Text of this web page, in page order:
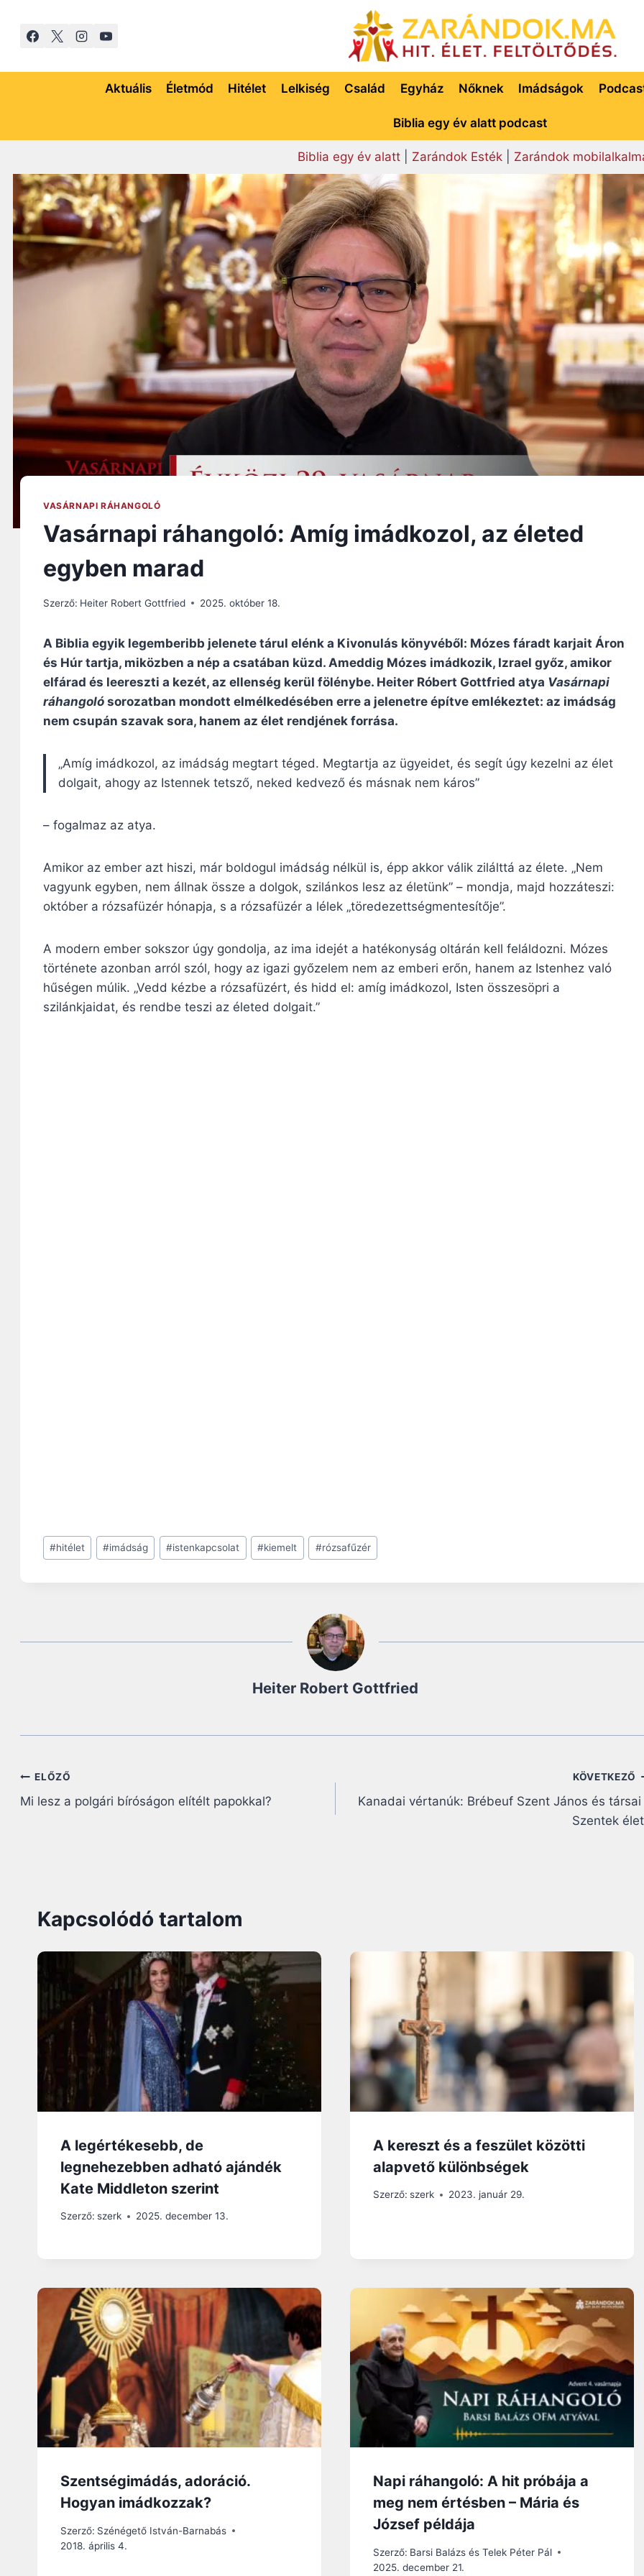
Aktuális Életmód Hitélet Lelkiség Család Egyház Nőknek Imádságok
Biblia egy év alatt podcast
Biblia egy év alatt| Zarándok Esték| Zarándok
VASÁRNAPI RÁHANGOLÓ
Vasárnapi ráhangoló: Amíg imádkozol, az életed
egyben marad
Szerző: Heiter Robert Gottfried 2025. október 18.
A Biblia egyik legemberibb jelenete tárul elénk a Kivonulás könyvéből: Mózes fáradt karjait Áron
és Húr tartja, miközben a nép a csatában küzd. Ameddig Mózes imádkozik, Izrael győz, amikor
elfárad és leereszti a kezét, az ellenség kerül fölénybe. Heiter Róbert Gottfried atya Vasárnapi
ráhangoló sorozatban mondott elmélkedésében erre a jelenetre építve emlékeztet: az imádság
nem csupán szavak sora, hanem az élet rendjének forrása.
„Amíg imádkozol, az imádság megtart téged. Megtartja az ügyeidet, és segít úgy kezelni az élet
dolgait, ahogy az Istennek tetsző, neked kedvező és másnak nem káros”
– fogalmaz az atya.
Amikor az ember azt hiszi, már boldogul imádság nélkül is, épp akkor válik zilálttá az élete. „Nem
vagyunk egyben, nem állnak össze a dolgok, szilánkos lesz az életünk” – mondja, majd hozzáteszi:
október a rózsafüzér hónapja, s a rózsafüzér a lélek „töredezettségmentesítője”.
A modern ember sokszor úgy gondolja, az ima idejét a hatékonyság oltárán kell feláldozni. Mózes
története azonban arról szól, hogy az igazi győzelem nem az emberi erőn, hanem az Istenhez való
hűségen múlik. „Vedd kézbe a rózsafüzért, és hidd el: amíg imádkozol, Isten összesöpri a
szilánkjaidat, és rendbe teszi az életed dolgait.”
Post
Tags:
#hitélet #imádság #istenkapcsolat #kiemelt #rózsafűzér
Heiter Robert Gottfried
Bejegyzés
navigáció
ELŐZŐ
Mi lesz a polgári bíróságon elítélt papokkal?
KÖVETKEZŐ
Kanadai vértanúk: Brébeuf Szent János és társai
Szentek
Kapcsolódó tartalom
A legértékesebb, de
legnehezebben adható ajándék
Kate Middleton szerint
Szerző: szerk 2025. december 13.
A kereszt és a feszület közötti
alapvető különbségek
Szerző: szerk 2023. január 29.
Szentségimádás, adoráció.
Hogyan imádkozzak?
Szerző: Szénégető István-Barnabás
2018. április 4.
Napi ráhangoló: A hit próbája a
meg nem értésben – Mária és
József példája
Szerző: Barsi Balázs és Telek Péter Pál
2025. december 21.